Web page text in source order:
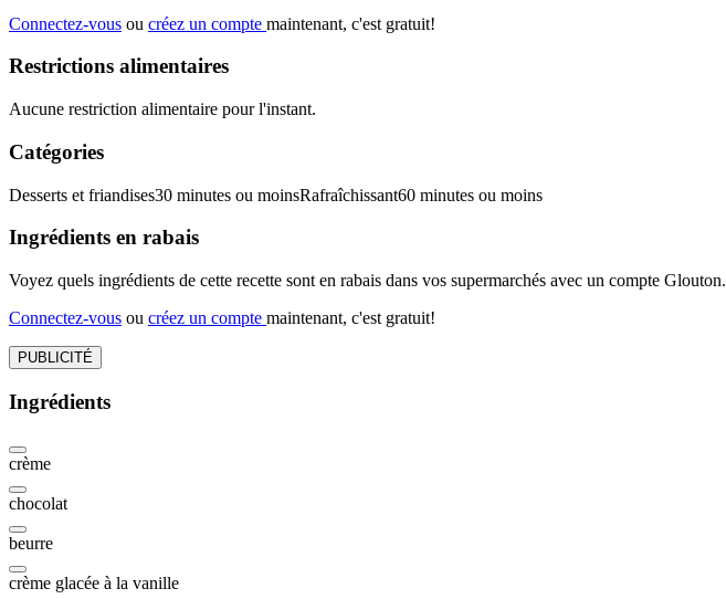
Connectez-vous ou créez un compte maintenant, c'est gratuit!
Restrictions alimentaires
Aucune restriction alimentaire pour l'instant.
Catégories
Desserts et friandises30 minutes ou moinsRafraîchissant60 minutes ou moins
Ingrédients en rabais
Voyez quels ingrédients de cette recette sont en rabais dans vos supermarchés avec un compte Glouton.
Connectez-vous ou créez un compte maintenant, c'est gratuit!
PUBLICITÉ
Ingrédients
crème
chocolat
beurre
crème glacée à la vanille